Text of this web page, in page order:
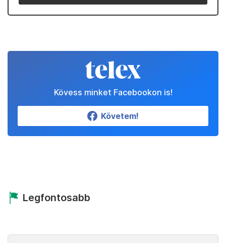
Kövess minket Facebookon is!
Követem!
Legfontosabb